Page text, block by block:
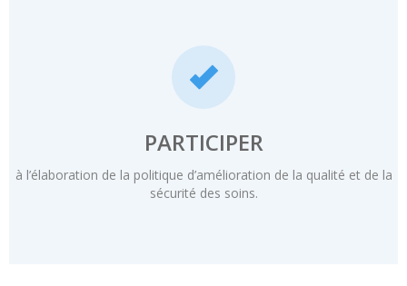
PARTICIPER
à l’élaboration de la politique d’amélioration de la qualité et de la
sécurité des soins.